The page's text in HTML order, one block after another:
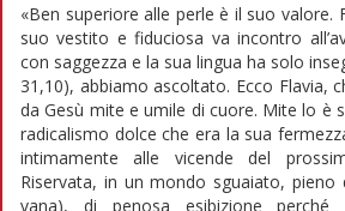
«Ben superiore alle perle è il suo valore.
suo vestito e fiduciosa va incontro
con saggezza e la sua lingua ha solo
31,10), abbiamo ascoltato. Ecco Flavia,
da Gesù mite e umile di cuore. Mite lo è
radicalismo dolce che era la sua
intimamente alle vicende del
Riservata, in un mondo sguaiato, pieno
vana), di penosa esibizione perché